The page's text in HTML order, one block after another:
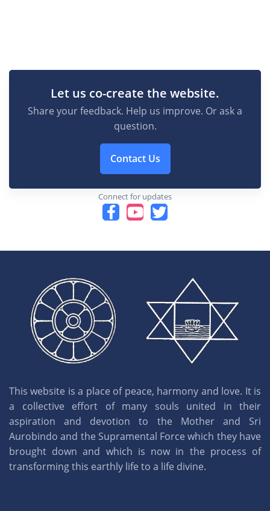
Let us co-create the website.
Share your feedback. Help us improve. Or ask a
question.
Contact Us
Connect for updates
This website is a place of peace, harmony and love. It is
a collective effort of many souls united in their
aspiration and devotion to the Mother and Sri
Aurobindo and the Supramental Force which they have
brought down and which is now in the process of
transforming this earthly life to a life divine.